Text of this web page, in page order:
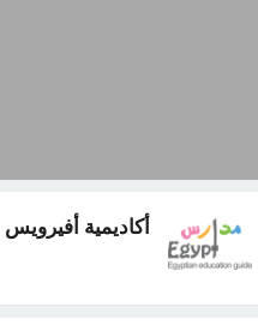
أكاديمية أفيرويس